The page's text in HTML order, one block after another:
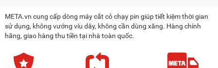
Máy cắt cỏ chạy pin có tốt không?
Kinh nghiệm chọn mua máy cắt cỏ chạy pin
META.vn cung cấp dòng máy cắt cỏ chạy pin giúp tiết kiệm thời gian
sử dụng, không vướng víu dây, không cần dùng xăng. Hàng chính
hãng, giao hàng thu tiền tại nhà toàn quốc.